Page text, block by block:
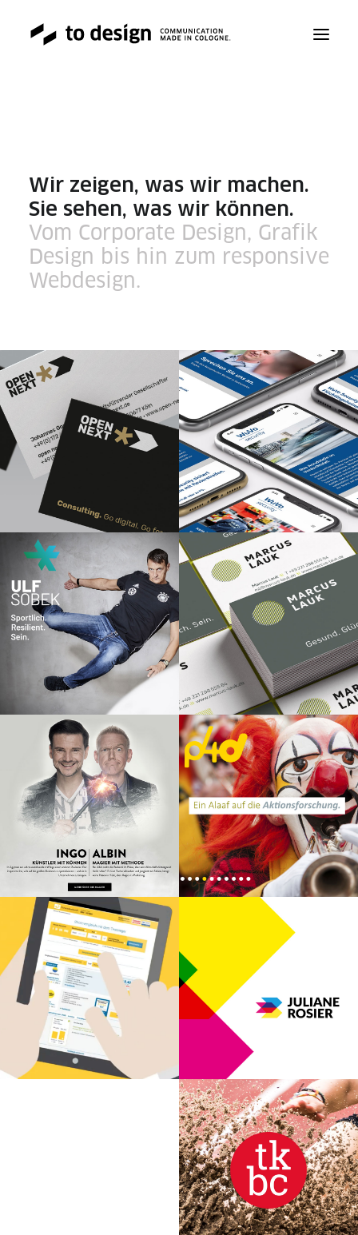
SERVICE
WORK
TALK
BLOG
CONTACT
Wir zeigen, was wir machen.
Sie sehen, was wir können.
Vom Corporate Design, Grafik
Design bis hin zum responsive
Webdesign.
Corporate Design |
Responsive Webdesign |
Grafik Design | Claim
| Corporate Language
Responsive Webdesign |
Corporate Language |
Claim
Corporate Design |
Responsive Webdesign |
Grafik Design |
Fotoshooting
Corporate Design |
Responsive Webdesign |
Grafik Design
Responsive Webdesign |
Grafik Design
Responsive Webdesign |
Newsletter
Responsive Webdesign |
Erklärvideo
Logo | Corporate Design |
Grafik Design | Editorial
Design
Corporate Design |
Responsive Webdesign